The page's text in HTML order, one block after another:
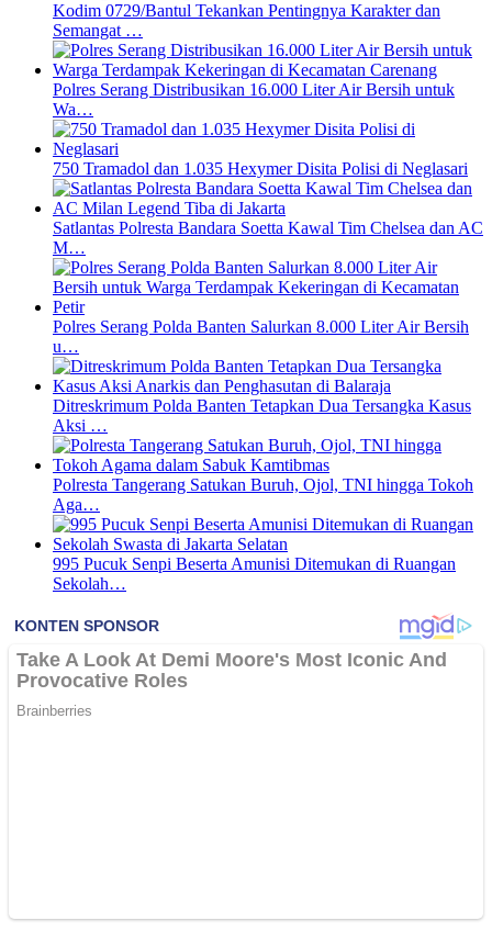
Kodim 0729/Bantul Tekankan Pentingnya Karakter dan
Semangat …
Polres Serang Distribusikan 16.000 Liter Air Bersih untuk
Wa…
750 Tramadol dan 1.035 Hexymer Disita Polisi di Neglasari
Satlantas Polresta Bandara Soetta Kawal Tim Chelsea dan AC
M…
Polres Serang Polda Banten Salurkan 8.000 Liter Air Bersih
u…
Ditreskrimum Polda Banten Tetapkan Dua Tersangka Kasus
Aksi …
Polresta Tangerang Satukan Buruh, Ojol, TNI hingga Tokoh
Aga…
995 Pucuk Senpi Beserta Amunisi Ditemukan di Ruangan
Sekolah…